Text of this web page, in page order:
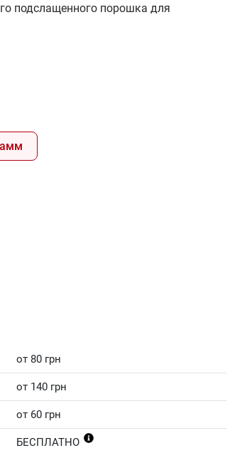
подслащенного порошка для
от 80 грн
от 140 грн
от 60 грн
БЕСПЛАТНО